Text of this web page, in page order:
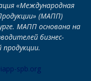
«Международная
(МАПП)
МАПП основана на
бизнес-
продукции.
spb.org